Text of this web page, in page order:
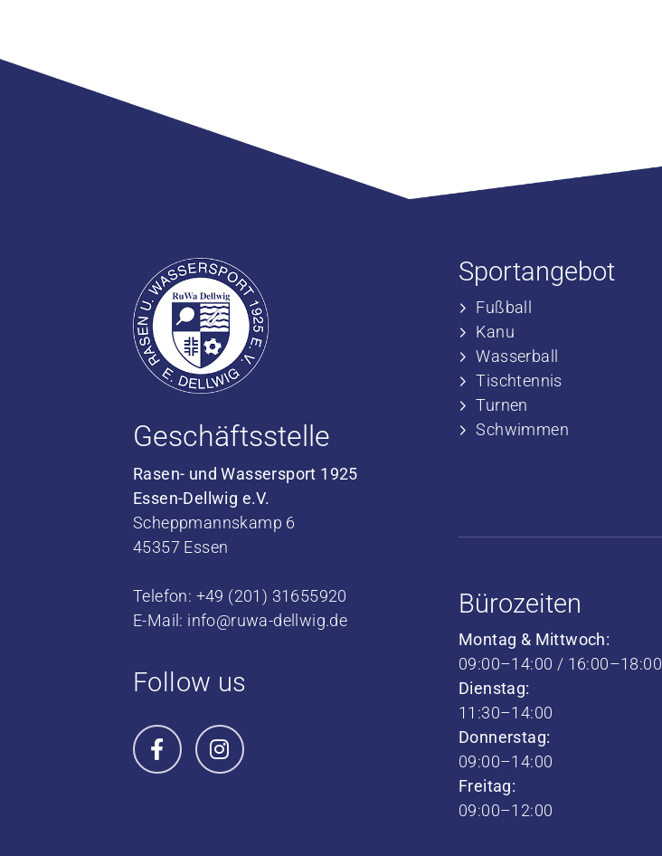
Geschäftsstelle
Rasen- und Wassersport 1925
Essen-Dellwig e.V.
Scheppmannskamp 6
45357 Essen
Telefon: +49 (201) 31655920
E-Mail: info@ruwa-dellwig.de
Follow us
Sportangebot
Fußball
​Kanu
​Wasserball
​Tischtennis
​​Turnen
​​Schwimmen
Bürozeiten
Montag & Mittwoch:
09:00–14:00 / 16:00–18:00
Dienstag:
11:30–14:00
Donnerstag:
09:00–14:00
Freitag:
09:00–12:00